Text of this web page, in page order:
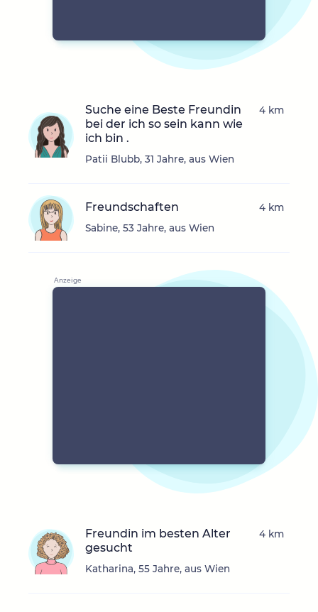
Suche eine Beste Freundin
bei der ich so sein kann wie
ich bin .
Patii Blubb, 31 Jahre, aus Wien
4 km
Freundschaften
Sabine, 53 Jahre, aus Wien
4 km
Freundin im besten Alter
gesucht
Katharina, 55 Jahre, aus Wien
4 km